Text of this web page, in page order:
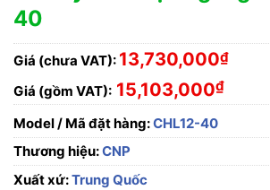
40
Giá (chưa VAT): 13,730,000₫
Giá (gồm VAT): 15,103,000₫
Model / Mã đặt hàng:CHL12-40
Thương hiệu:CNP
Xuất xứ:Trung Quốc